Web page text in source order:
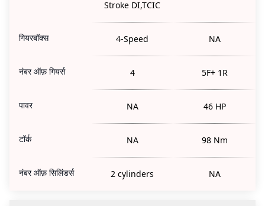
Stroke DI,TCIC
गियरबॉक्स 4-Speed NA
नंबर ऑफ़ गियर्स 4 5F+ 1R
पावर NA 46 HP
टॉर्क NA 98 Nm
नंबर ऑफ़ सिलिंडर्स 2 cylinders NA